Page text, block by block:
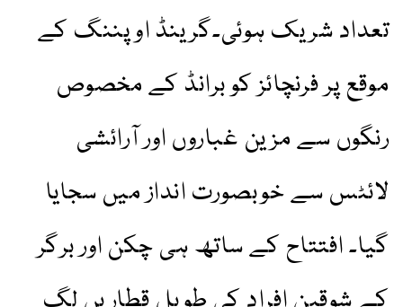
تعداد شریک ہوئی۔گرینڈ اوپننگ کے
موقع پر فرنچائز کو برانڈ کے مخصوص
رنگوں سے مزین غباروں اور آرائشی
لائٹس سے خوبصورت انداز میں سجایا
گیا۔ افتتاح کے ساتھ ہی چکن اور برگر